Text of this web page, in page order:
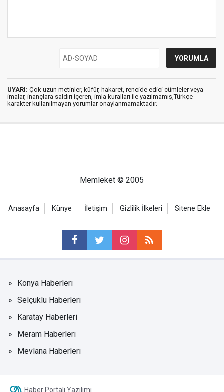
UYARI: Çok uzun metinler, küfür, hakaret, rencide edici cümleler veya
imalar, inançlara saldırı içeren, imla kuralları ile yazılmamış,Türkçe
karakter kullanılmayan yorumlar onaylanmamaktadır.
Memleket © 2005
Anasayfa Künye İletişim Gizlilik İlkeleri Sitene Ekle
Konya Haberleri
Selçuklu Haberleri
Karatay Haberleri
Meram Haberleri
Mevlana Haberleri
Haber Portalı Yazılımı